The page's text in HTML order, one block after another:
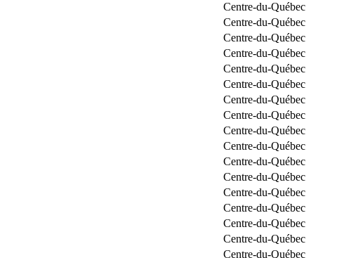
Centre-du-Québec
Centre-du-Québec
Centre-du-Québec
Centre-du-Québec
Centre-du-Québec
Centre-du-Québec
Centre-du-Québec
Centre-du-Québec
Centre-du-Québec
Centre-du-Québec
Centre-du-Québec
Centre-du-Québec
Centre-du-Québec
Centre-du-Québec
Centre-du-Québec
Centre-du-Québec
Centre-du-Québec